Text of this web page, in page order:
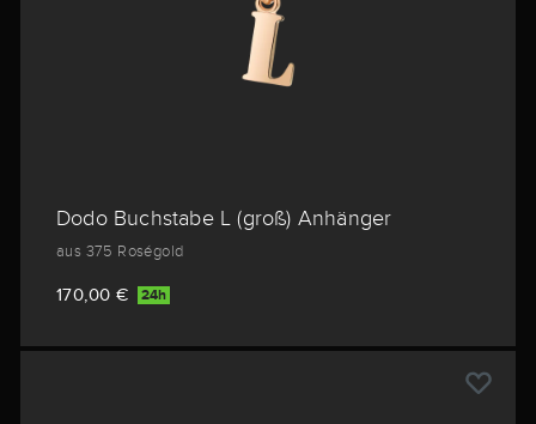
Dodo Buchstabe L (groß) Anhänger
aus 375 Roségold
170,00 € 24h